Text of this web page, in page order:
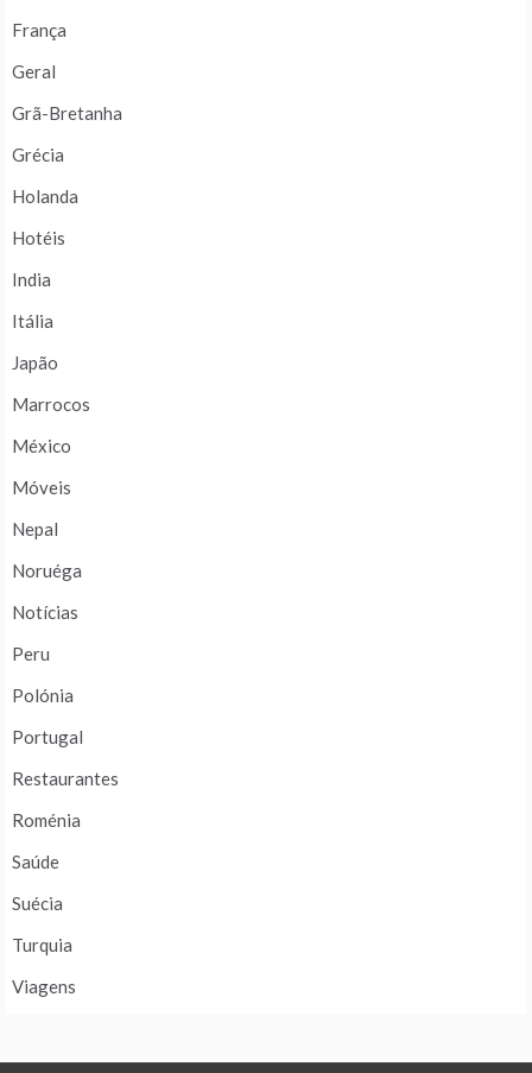
França
Geral
Grã-Bretanha
Grécia
Holanda
Hotéis
India
Itália
Japão
Marrocos
México
Móveis
Nepal
Noruéga
Notícias
Peru
Polónia
Portugal
Restaurantes
Roménia
Saúde
Suécia
Turquia
Viagens